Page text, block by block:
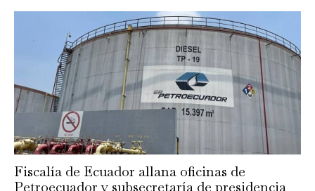
Fiscalía de Ecuador allana oficinas de
Petroecuador y subsecretaría de presidencia